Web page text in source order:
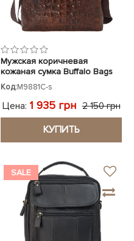
Мужская коричневая
кожаная сумка Buffalo Bags
под крокодила
Код:M9881C-s
Цена: 1 935 грн 2 150 грн
КУПИТЬ
SALE